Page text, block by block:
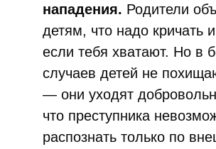
нападения. Родители
детям, что надо кричать
если тебя хватают. Но в
случаев детей не
— они уходят
что преступника
распознать только по